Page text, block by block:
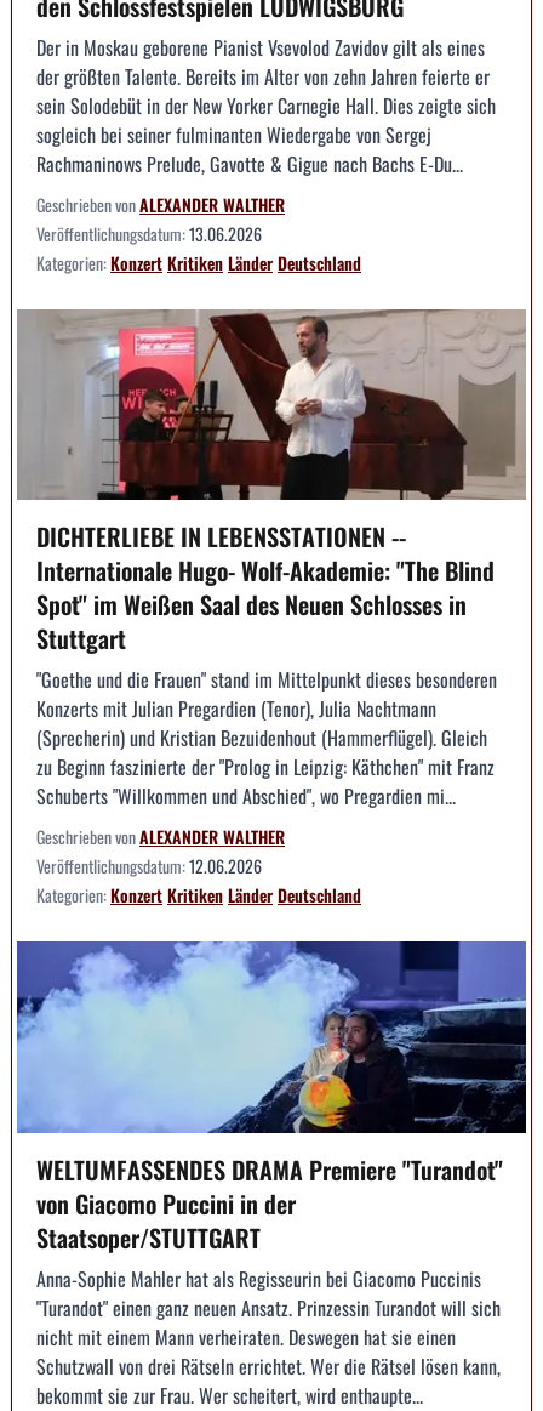
Der in Moskau geborene Pianist Vsevolod Zavidov gilt als eines
der größten Talente. Bereits im Alter von zehn Jahren feierte er
sein Solodebüt in der New Yorker Carnegie Hall. Dies zeigte sich
sogleich bei seiner fulminanten Wiedergabe von Sergej
Rachmaninows Prelude, Gavotte & Gigue nach Bachs E-Du...
Geschrieben vonALEXANDER WALTHER
Veröffentlichungsdatum:13.06.2026
Kategorien:KonzertKritikenLänderDeutschland
DICHTERLIEBE IN LEBENSSTATIONEN --
Internationale Hugo- Wolf-Akademie: "The Blind
Spot" im Weißen Saal des Neuen Schlosses in
Stuttgart
"Goethe und die Frauen" stand im Mittelpunkt dieses besonderen
Konzerts mit Julian Pregardien (Tenor), Julia Nachtmann
(Sprecherin) und Kristian Bezuidenhout (Hammerflügel). Gleich
zu Beginn faszinierte der "Prolog in Leipzig: Käthchen" mit Franz
Schuberts "Willkommen und Abschied", wo Pregardien mi...
Geschrieben vonALEXANDER WALTHER
Veröffentlichungsdatum:12.06.2026
Kategorien:KonzertKritikenLänderDeutschland
WELTUMFASSENDES DRAMA Premiere "Turandot"
von Giacomo Puccini in der
Staatsoper/STUTTGART
Anna-Sophie Mahler hat als Regisseurin bei Giacomo Puccinis
"Turandot" einen ganz neuen Ansatz. Prinzessin Turandot will sich
nicht mit einem Mann verheiraten. Deswegen hat sie einen
Schutzwall von drei Rätseln errichtet. Wer die Rätsel lösen kann,
bekommt sie zur Frau. Wer scheitert, wird enthaupte...